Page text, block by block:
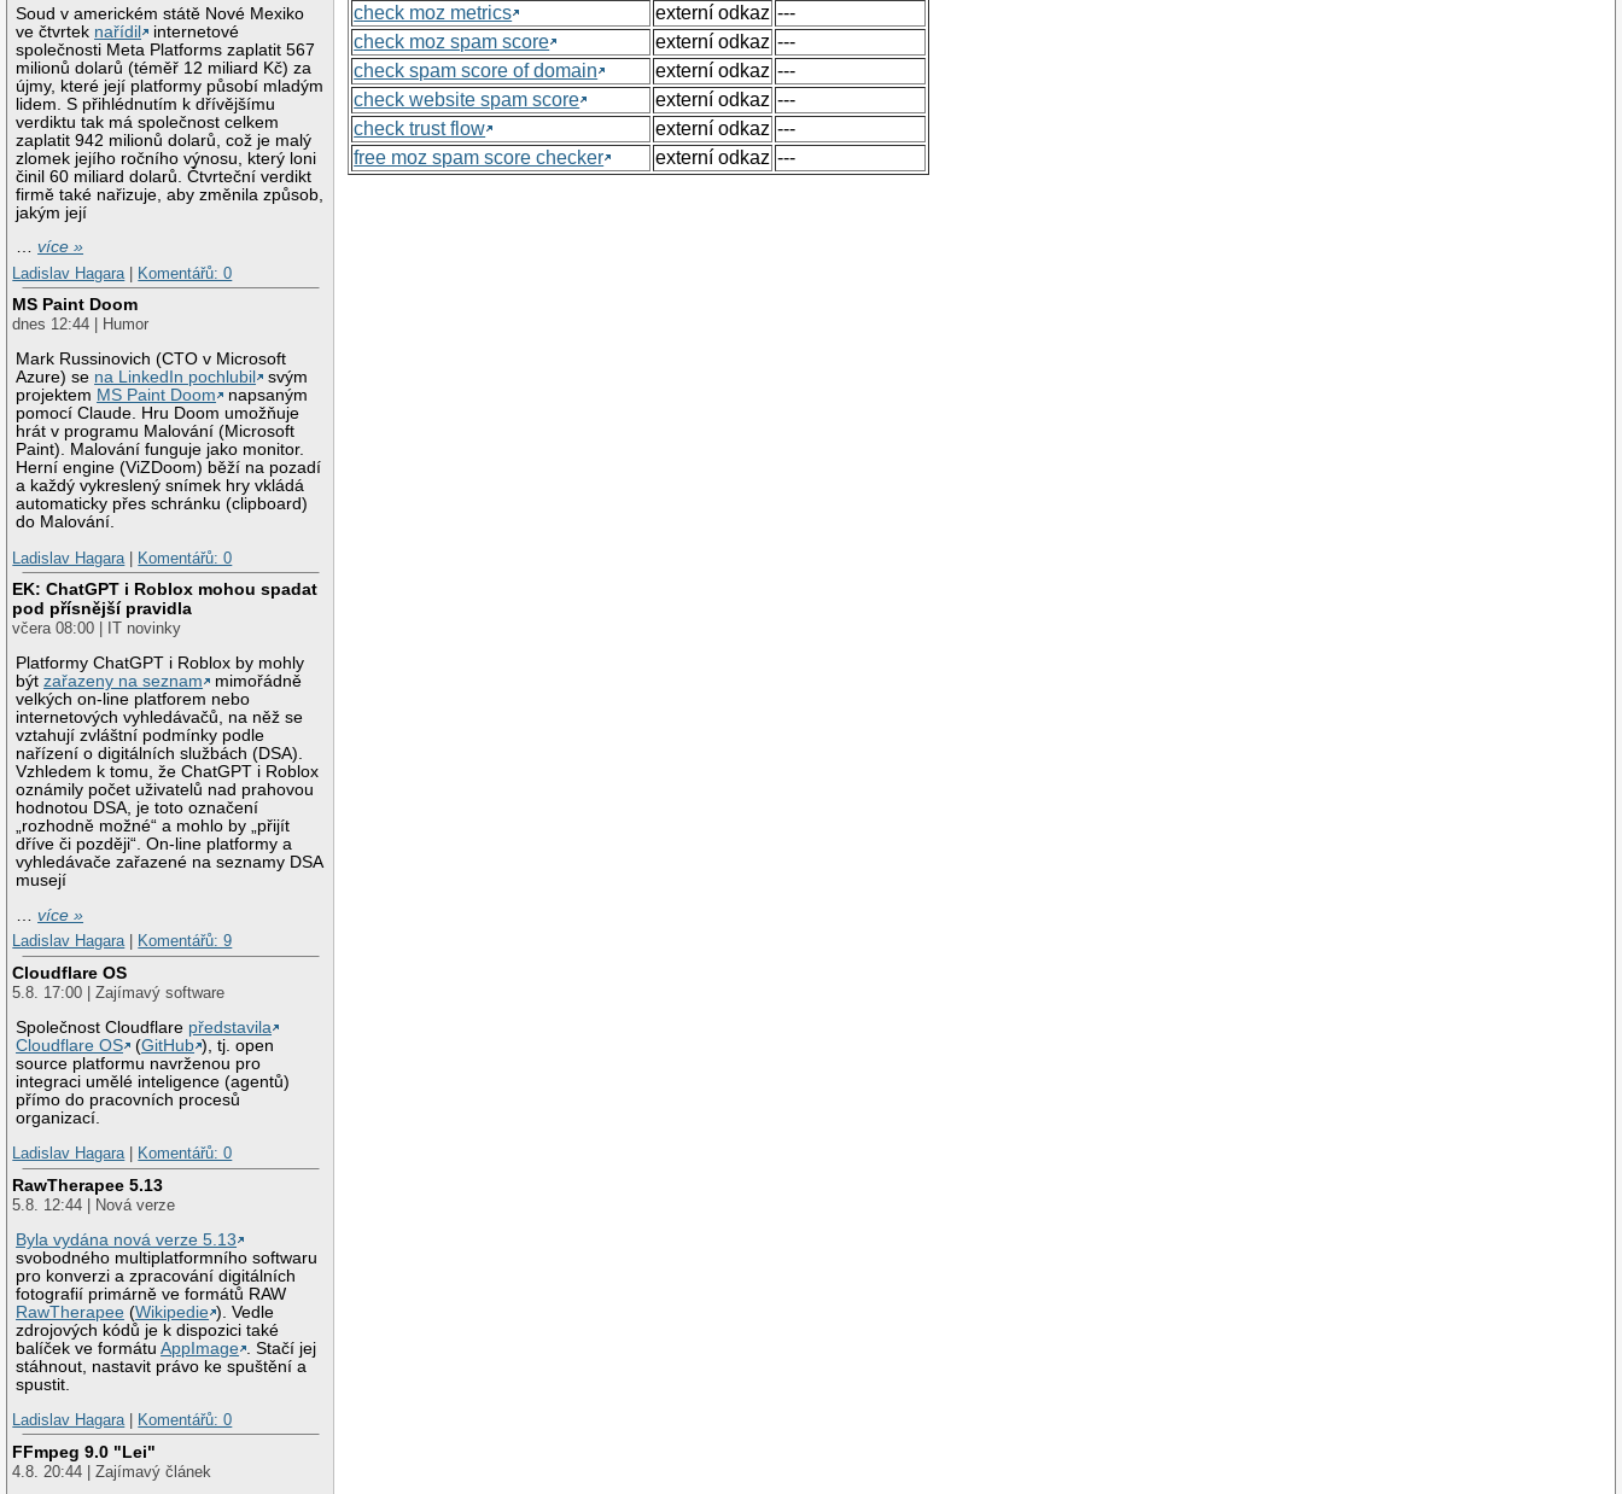
Soud v americkém státě Nové Mexiko
ve čtvrtek nařídil
internetové
společnosti Meta Platforms zaplatit 567
milionů dolarů (téměř 12 miliard Kč) za
újmy, které její platformy působí mladým
lidem. S přihlédnutím k dřívějšímu
verdiktu tak má společnost celkem
zaplatit 942 milionů dolarů, což je malý
zlomek jejího ročního výnosu, který loni
činil 60 miliard dolarů. Čtvrteční verdikt
firmě také nařizuje, aby změnila způsob,
jakým její
…více »
Ladislav Hagara
Komentářů: 0
MS Paint Doom
dnes 12:44 | Humor
Mark Russinovich (CTO v Microsoft
Azure) se na LinkedIn pochlubil
svým
projektem MS Paint Doom
napsaným
pomocí Claude. Hru Doom umožňuje
hrát v programu Malování (Microsoft
Paint). Malování funguje jako monitor.
Herní engine (ViZDoom) běží na pozadí
a každý vykreslený snímek hry vkládá
automaticky přes schránku (clipboard)
do Malování.
Ladislav Hagara
Komentářů: 0
EK: ChatGPT i Roblox mohou spadat
pod přísnější pravidla
včera 08:00 | IT novinky
Platformy ChatGPT i Roblox by mohly
býtzařazeny na seznam
mimořádně
velkých on-line platforem nebo
internetových vyhledávačů, na něž se
vztahují zvláštní podmínky podle
nařízení o digitálních službách (DSA).
Vzhledem k tomu, že ChatGPT i Roblox
oznámily počet uživatelů nad prahovou
hodnotou DSA, je toto označení
„rozhodně možné“ a mohlo by „přijít
dříve či později“. On-line platformy a
vyhledávače zařazené na seznamy DSA
musejí
…více »
Ladislav Hagara| Komentářů: 9
Cloudflare OS
5.8. 17:00 | Zajímavý software
Společnost Cloudflare představila
Cloudflare OS
(GitHub ), tj. open
source platformu navrženou pro
integraci umělé inteligence (agentů)
přímo do pracovních procesů
organizací.
Ladislav Hagara| Komentářů: 0
RawTherapee 5.13
5.8. 12:44 | Nová verze
Byla vydána nová verze 5.13
svobodného multiplatformního softwaru
pro konverzi a zpracování digitálních
fotografií primárně ve formátů RAW
RawTherapee (Wikipedie ). Vedle
zdrojových kódů je k dispozici také
balíček ve formátuAppImage
. Stačí jej
stáhnout, nastavit právo ke spuštění a
spustit.
Ladislav Hagara| Komentářů: 0
FFmpeg 9.0 "Lei"
4.8. 20:44 | Zajímavý článek
check moz metrics
externí odkaz ---
check moz spam score
externí odkaz ---
check spam score of domain
externí odkaz ---
check website spam score
externí odkaz ---
check trust flow
externí odkaz ---
free moz spam score checker
externí odkaz ---